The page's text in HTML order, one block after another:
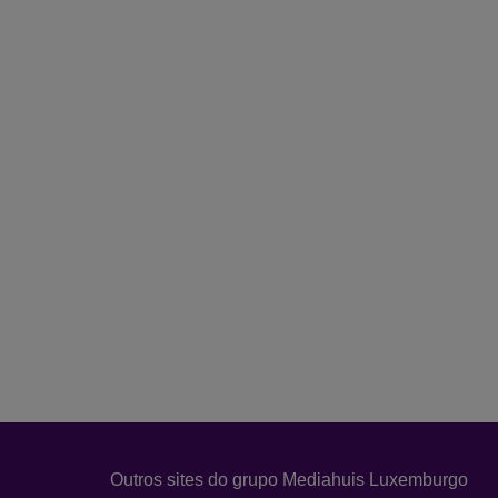
Outros sites do grupo Mediahuis Luxemburgo